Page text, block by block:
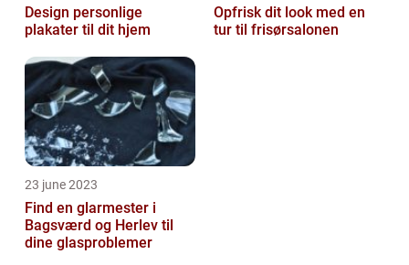
Design personlige
plakater til dit hjem
Opfrisk dit look med en
tur til frisørsalonen
23 june 2023
Find en glarmester i
Bagsværd og Herlev til
dine glasproblemer